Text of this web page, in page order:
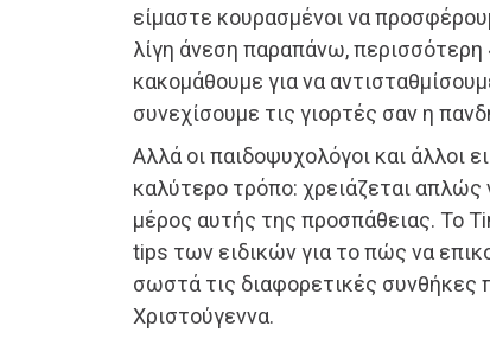
είμαστε κουρασμένοι να
λίγη άνεση παραπάνω, περισσότερη
κακομάθουμε για να
συνεχίσουμε τις γιορτές σαν η
Αλλά οι παιδοψυχολόγοι και άλλοι
καλύτερο τρόπο: χρειάζεται απλώς
μέρος αυτής της προσπάθειας. Το
tips των ειδικών για το πώς να
σωστά τις διαφορετικές συνθήκες
Χριστούγεννα.